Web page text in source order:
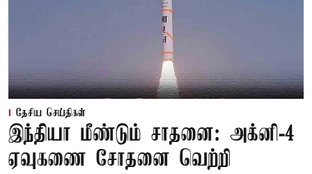
தேசிய செய்திகள்
இந்தியா மீண்டும் சாதனை: அக்னி-4
ஏவுகணை சோதனை வெற்றி